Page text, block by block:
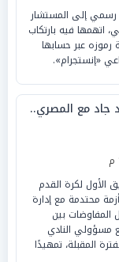
رسمي إلى المستشار
اتهمها فيه بارتكاب
رموزه عبر حسابها
«إنستجرام».
جاد مع المصري..
الأول لكرة القدم
محتدمة مع إدارة
المفاوضات بين
مسؤولي النادي
المقبلة، تمهيدًا